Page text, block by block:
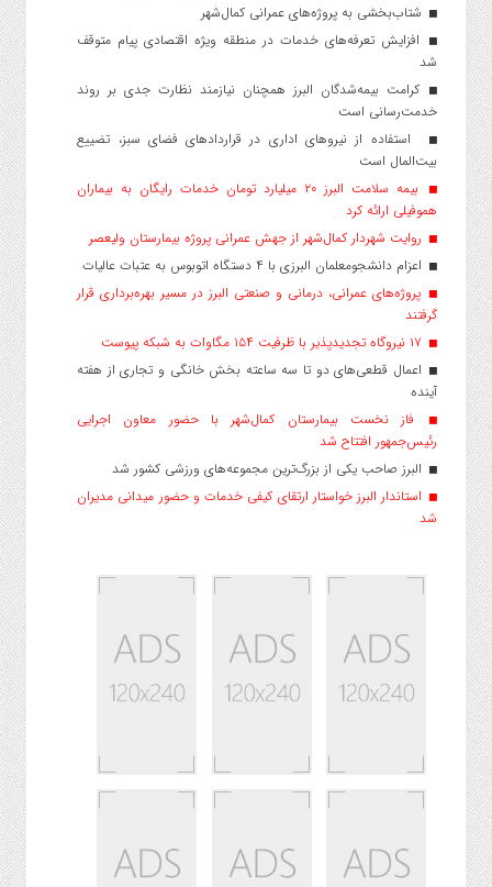
شتاب‌بخشی به پروژه‌های عمرانی کمال‌شهر
افزایش تعرفه‌های خدمات در منطقه ویژه اقتصادی پیام متوقف
شد
کرامت بیمه‌شدگان البرز همچنان نیازمند نظارت جدی بر روند
خدمت‌رسانی است
استفاده از نیروهای اداری در قراردادهای فضای سبز، تضییع
بیت‌المال است
بیمه سلامت البرز ۲۰ میلیارد تومان خدمات رایگان به بیماران
هموفیلی ارائه کرد
روایت شهردار کمال‌شهر از جهش عمرانی پروژه بیمارستان ولیعصر
اعزام دانشجو‌معلمان البرزی با ۴ دستگاه اتوبوس به عتبات عالیات
پروژه‌های عمرانی، درمانی و صنعتی البرز در مسیر بهره‌برداری قرار
گرفتند
اعمال قطعی‌های دو تا سه ساعته بخش خانگی و تجاری از هفته
آینده
فاز نخست بیمارستان کمال‌شهر با حضور معاون اجرایی
رئیس‌جمهور افتتاح شد
البرز صاحب یکی از بزرگ‌ترین مجموعه‌های ورزشی کشور شد
استاندار البرز خواستار ارتقای کیفی خدمات و حضور میدانی مدیران
شد